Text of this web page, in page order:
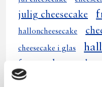
julig cheesecake
halloncheesecake
cheesecake i glas
frusen cheesecake
chokladcheesecake